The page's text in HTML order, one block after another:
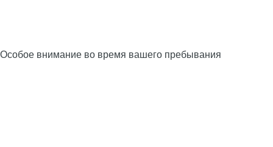
Особое внимание во время вашего пребывания